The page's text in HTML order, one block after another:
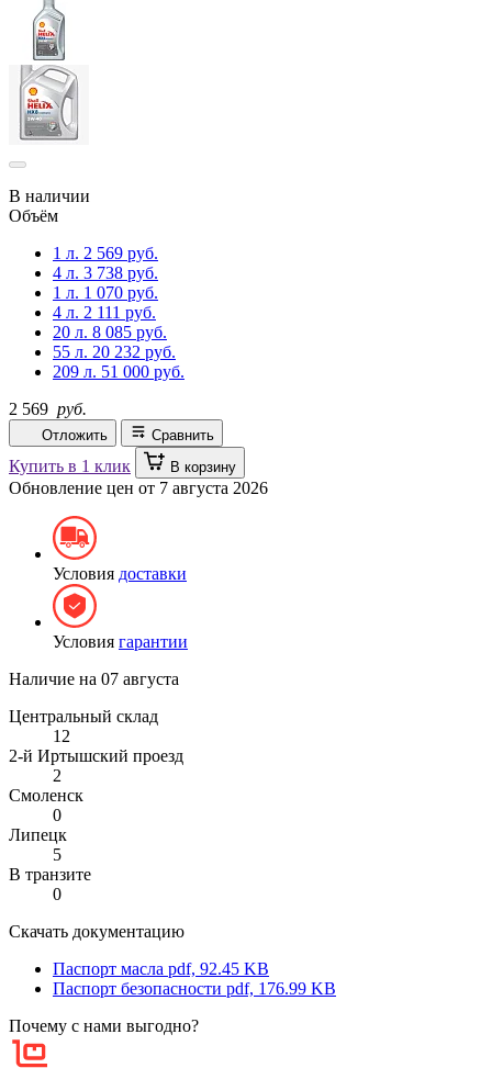
В наличии
Объём
1 л. 2 569 руб.
4 л. 3 738 руб.
1 л. 1 070 руб.
4 л. 2 111 руб.
20 л. 8 085 руб.
55 л. 20 232 руб.
209 л. 51 000 руб.
2 569 руб.
Отложить Сравнить
Купить в 1 клик В корзину
Обновление цен от 7 августа 2026
Условия доставки
Условия гарантии
Наличие на 07 августа
Центральный склад
12
2-й Иртышский проезд
2
Смоленск
0
Липецк
5
В транзите
0
Скачать документацию
Паспорт масла pdf, 92.45 KB
Паспорт безопасности pdf, 176.99 KB
Почему с нами выгодно?